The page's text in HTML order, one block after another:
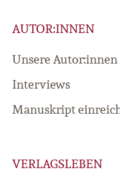
AUTOR:INNEN
Unsere Autor:innen
Interviews
Manuskript
VERLAGSLEBEN